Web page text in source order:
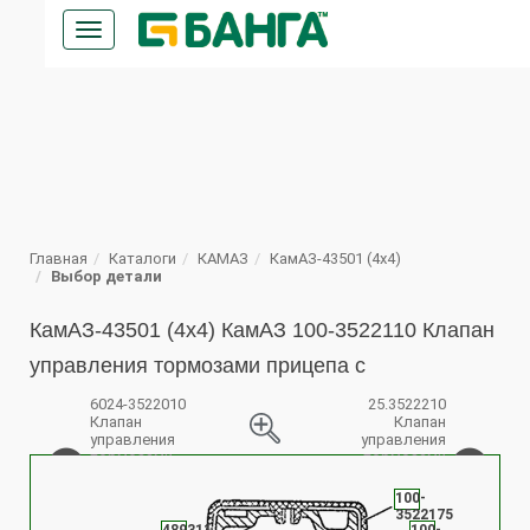
Кнопка
меню
Главная Каталоги КАМАЗ
КамАЗ-43501 (4х4)
Выбор детали
КамАЗ-43501 (4х4) КамАЗ 100-3522110 Клапан
управления тормозами прицепа с
6024-3522010
Клапан
управления
тормозами
25.3522210
Клапан
управления
тормозами
клапаном
обрыва в
100-
3522175